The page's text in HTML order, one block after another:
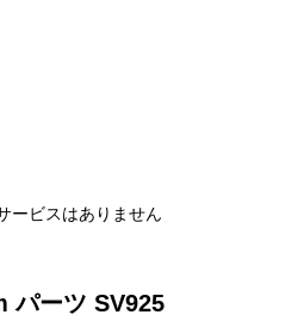
ービスはありません
パーツ SV925